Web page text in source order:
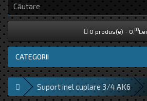
0 produs(e) - 0, 00Lei
CATEGORII
Suport inel cuplare 3/4 AK6